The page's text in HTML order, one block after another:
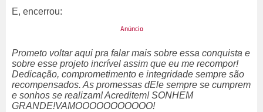
E, encerrou:
Prometo voltar aqui pra falar mais sobre essa conquista e
sobre esse projeto incrível assim que eu me recompor!
Dedicação, comprometimento e integridade sempre são
recompensados. As promessas dEle sempre se cumprem
e sonhos se realizam! Acreditem! SONHEM
GRANDE!VAMOOOOOOOOOOO!